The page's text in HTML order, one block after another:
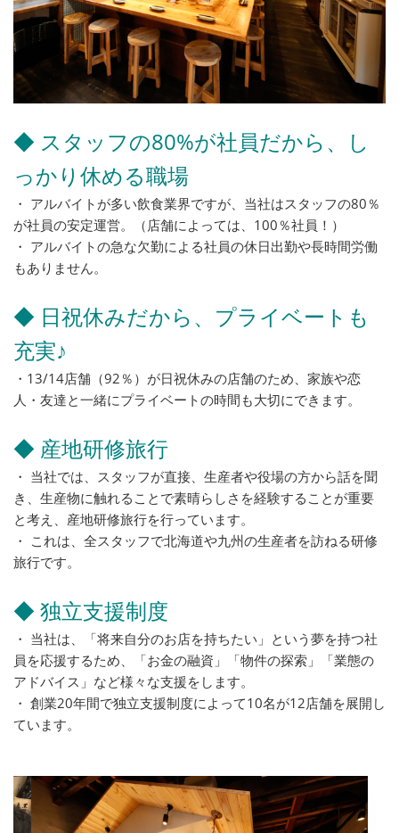
◆ スタッフの80%が社員だから、し
っかり休める職場
・ アルバイトが多い飲食業界ですが、当社はスタッフの80％
が社員の安定運営。（店舗によっては、100％社員！）
・ アルバイトの急な欠勤による社員の休日出勤や長時間労働
もありません。
◆ 日祝休みだから、プライベートも
充実♪
・13/14店舗（92％）が日祝休みの店舗のため、家族や恋
人・友達と一緒にプライベートの時間も大切にできます。
◆ 産地研修旅行
・ 当社では、スタッフが直接、生産者や役場の方から話を聞
き、生産物に触れることで素晴らしさを経験することが重要
と考え、産地研修旅行を行っています。
・ これは、全スタッフで北海道や九州の生産者を訪ねる研修
旅行です。
◆ 独立支援制度
・ 当社は、「将来自分のお店を持ちたい」という夢を持つ社
員を応援するため、「お金の融資」「物件の探索」「業態の
アドバイス」など様々な支援をします。
・ 創業20年間で独立支援制度によって10名が12店舗を展開し
ています。